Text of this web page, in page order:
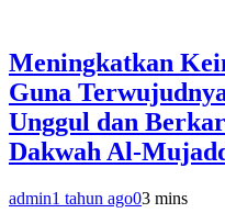
Meningkatkan
Guna
Unggul dan
Dakwah Al-
admin1 tahun ago03 mins